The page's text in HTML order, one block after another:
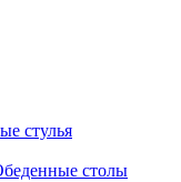
стулья
столы